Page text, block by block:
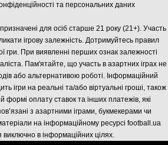
та персональних даних
для осіб старше 21 року (21+). Участь
ігрову залежність. Дотримуйтесь правил
гри. При виявленні перших ознак залежності
Пам'ятайте, що участь в азартних іграх не
або альтернативою роботі. Інформаційний
ігри на реальні та/або віртуальні гроші, також
формі оплату ставок та інших платежів, які
з азартними іграми, букмекерами чи
на інформаційному ресурсі football.ua
виключно в інформаційних цілях.